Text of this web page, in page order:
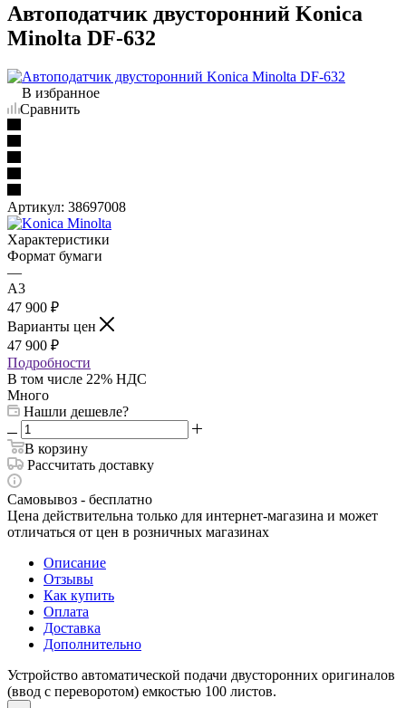
Автоподатчик двусторонний Konica
Minolta DF-632
В избранное
Сравнить
Артикул: 38697008
Характеристики
Формат бумаги
—
А3
47 900 ₽
Варианты цен
47 900 ₽
Подробности
В том числе 22% НДС
Много
Нашли дешевле?
В корзину
Рассчитать доставку
Самовывоз - бесплатно
Цена действительна только для интернет-магазина и может
отличаться от цен в розничных магазинах
Описание
Отзывы
Как купить
Оплата
Доставка
Дополнительно
Устройство автоматической подачи двусторонних оригиналов
(ввод с переворотом) емкостью 100 листов.